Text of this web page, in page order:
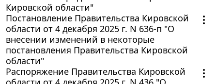
Кировской области"
Постановление Правительства Кировской
области от 4 декабря 2025 г. N 636-п "О
внесении изменений в некоторые
постановления Правительства Кировской
области"
Распоряжение Правительства Кировской